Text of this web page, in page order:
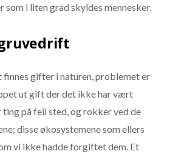
som i liten grad skyldes mennesker.
finnes gifter i naturen, problemet er
ut gift der det ikke har vært
på feil sted, og rokker ved de
disse økosystemene som ellers
vi ikke hadde forgiftet dem. Et